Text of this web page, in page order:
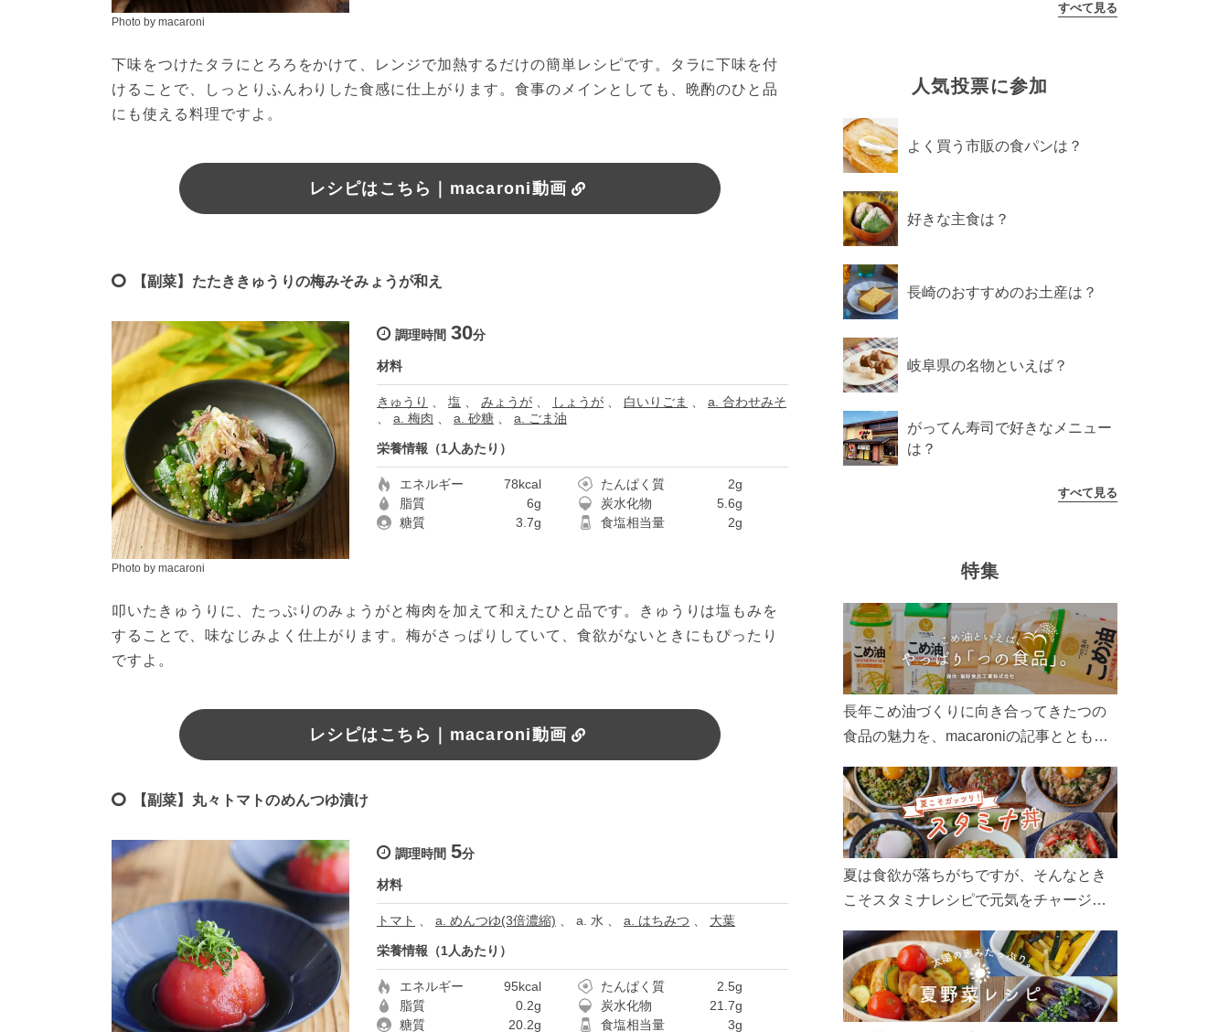
Photo by macaroni
下味をつけたタラにとろろをかけて、レンジで加熱するだけの簡単レシピです。タラに下味を付
けることで、しっとりふんわりした食感に仕上がります。食事のメインとしても、晩酌のひと品
にも使える料理ですよ。
レシピはこちら｜macaroni動画
【副菜】たたききゅうりの梅みそみょうが和え
Photo by macaroni
調理時間 30分
材料
きゅうり 塩 みょうが しょうが 白いりごま
a. 合わせみそ
a. 梅肉 a. 砂糖 a. ごま油
栄養情報（1人あたり）
エネルギー 78kcal たんぱく質
2g
脂質
6g 炭水化物
5.6g
糖質
3.7g 食塩相当量 2g
叩いたきゅうりに、たっぷりのみょうがと梅肉を加えて和えたひと品です。きゅうりは塩もみを
することで、味なじみよく仕上がります。梅がさっぱりしていて、食欲がないときにもぴったり
ですよ。
レシピはこちら｜macaroni動画
【副菜】丸々トマトのめんつゆ漬け
調理時間 5分
材料
トマト a. めんつゆ(3倍濃縮) a. 水 a. はちみつ 大葉
栄養情報（1人あたり）
エネルギー 95kcal たんぱく質
2.5g
脂質
0.2g 炭水化物
21.7g
糖質
20.2g 食塩相当量 3g
すべて見る
人気投票に参加
よく買う市販の食パンは？
好きな主食は？
長崎のおすすめのお土産は？
岐阜県の名物といえば？
がってん寿司で好きなメニュー
は？
すべて見る
特集
長年こめ油づくりに向き合ってきたつの
食品の魅力を、macaroniの記事とともに
ん、製造現場や品質へのこだわりまで。
こめ油をもっと好きになるコンテンツを
ぜひお楽しみください。
夏は食欲が落ちがちですが、そんなとき
こそスタミナレシピで元気をチャージ！
リ食べて、夏バテを吹き飛ばしましょ
う！